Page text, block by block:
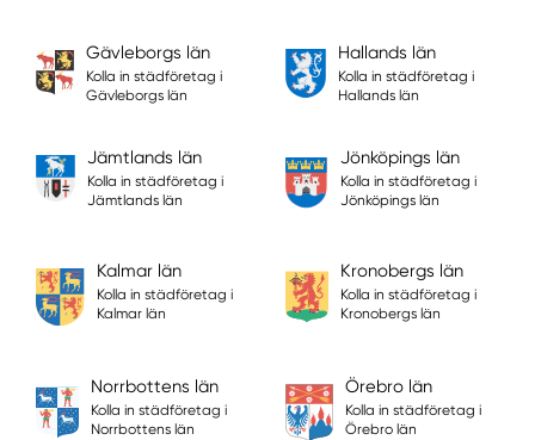
Gävleborgs län
Kolla in städföretag i
Gävleborgs län
Hallands län
Kolla in städföretag i
Hallands län
Jämtlands län
Kolla in städföretag i
Jämtlands län
Jönköpings län
Kolla in städföretag i
Jönköpings län
Kalmar län
Kolla in städföretag i
Kalmar län
Kronobergs län
Kolla in städföretag i
Kronobergs län
Norrbottens län
Kolla in städföretag i
Norrbottens län
Örebro län
Kolla in städföretag i
Örebro län